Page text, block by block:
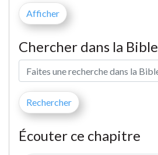
Chercher dans la Bible
Écouter ce chapitre